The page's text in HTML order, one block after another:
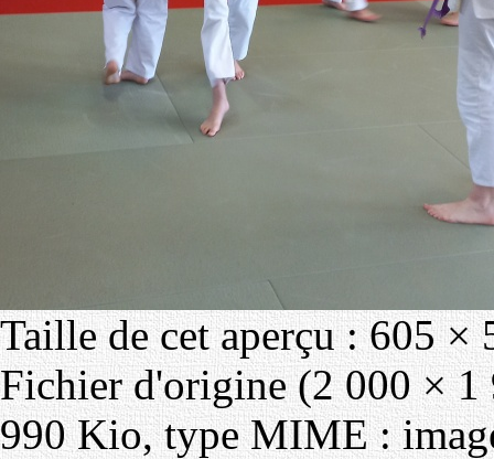
Taille de cet aperçu :605 ×
Fichier d'origine‎(2 000 ×
990 Kio, type MIME :